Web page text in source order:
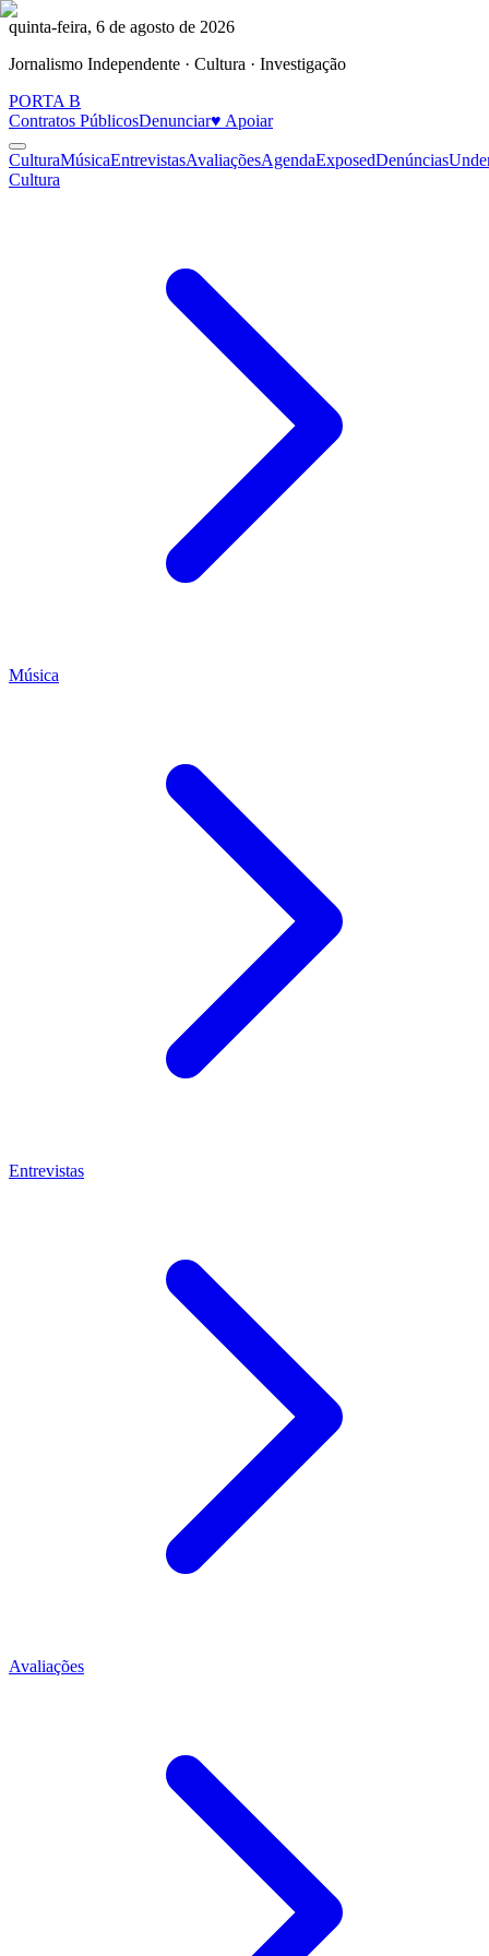
quinta-feira, 6 de agosto de 2026
Jornalismo Independente · Cultura · Investigação
PORTA B
Contratos PúblicosDenunciar♥ Apoiar
CulturaMúsicaEntrevistasAvaliaçõesAgendaExposedDenúncias
Cultura
Música
Entrevistas
Avaliações